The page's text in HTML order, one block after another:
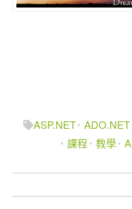
ASP.NET ADO.NET
課程
教學